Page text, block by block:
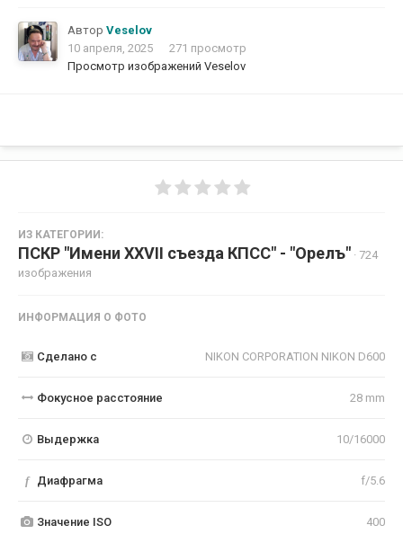
Автор Veselov
10 апреля, 2025
271 просмотр
Просмотр изображений Veselov
ИЗ КАТЕГОРИИ:
ПСКР "Имени XXVII съезда КПСС" - "Орелъ" · 724
изображения
ИНФОРМАЦИЯ О ФОТО
Сделано с NIKON CORPORATION NIKON D600
Фокусное расстояние 28 mm
Выдержка 10/16000
f Диафрагма f/5.6
Значение ISO 400